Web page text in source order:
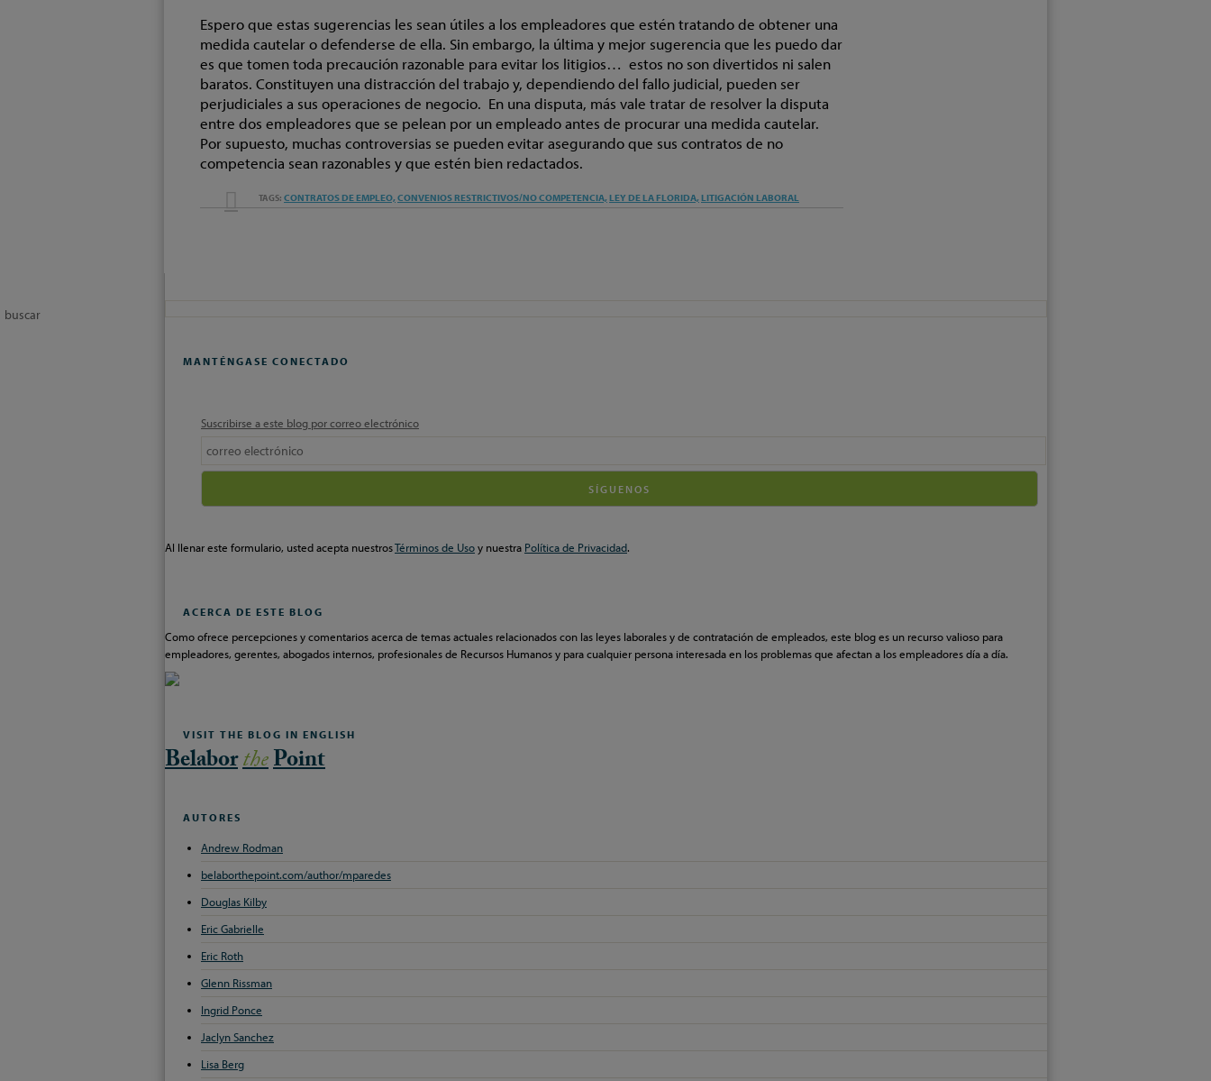
Espero que estas sugerencias les sean útiles a los empleadores que estén tratando de obtener una
medida cautelar o defenderse de ella. Sin embargo, la última y mejor sugerencia que les puedo dar
es que tomen toda precaución razonable para evitar los litigios… estos no son divertidos ni salen
baratos. Constituyen una distracción del trabajo y, dependiendo del fallo judicial, pueden ser
perjudiciales a sus operaciones de negocio. En una disputa, más vale tratar de resolver la disputa
entre dos empleadores que se pelean por un empleado antes de procurar una medida cautelar.
Por supuesto, muchas controversias se pueden evitar asegurando que sus contratos de no
competencia sean razonables y que estén bien redactados.
TWEET
LIKE
EMAIL
TAGS: CONTRATOS DE EMPLEO,CONVENIOS RESTRICTIVOS/NO COMPETENCIA,LEY DE LA FLORIDA,LITIGACIÓN LABORAL
MANTÉNGASE CONECTADO
Suscribirse a este blog por correo electrónico
Your
url
Al llenar este formulario, usted acepta nuestrosTérminos de Usoy nuestra Política de Privacidad.
ACERCA DE ESTE BLOG
Como ofrece percepciones y comentarios acerca de temas actuales relacionados con las leyes laborales y de contratación de empleados, este blog es un recurso valioso para
empleadores, gerentes, abogados internos, profesionales de Recursos Humanos y para cualquier persona interesada en los problemas que afectan a los empleadores día a día.
VISIT THE BLOG IN ENGLISH
BelaborthePoint
AUTORES
Andrew Rodman
belaborthepoint.com/author/mparedes
Douglas Kilby
Eric Gabrielle
Eric Roth
Glenn Rissman
Ingrid Ponce
Jaclyn Sanchez
Lisa Berg